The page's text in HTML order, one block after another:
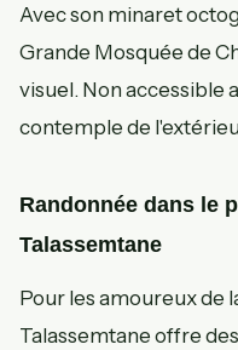
Avec son minaret
Grande Mosquée de
visuel. Non accessible
contemple de
Randonnée dans le
Talassemtane
Pour les amoureux de
Talassemtane offre